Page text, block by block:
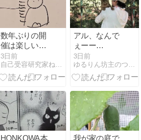
数年ぶりの開
催は楽しいな
ぁ
3日前
アル、なんで
ぇーー
ー！！！？？？
3日前